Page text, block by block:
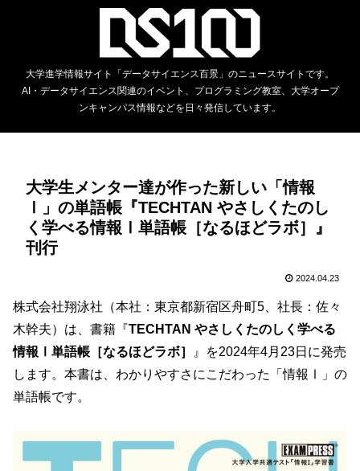
大学進学情報サイト「データサイエンス百景」のニュースサイトです。
AI・データサイエンス関連のイベント、プログラミング教室、大学オープ
ンキャンパス情報などを日々発信しています。
大学生メンター達が作った新しい「情報
Ⅰ」の単語帳『TECHTAN やさしくたのし
く学べる情報Ⅰ単語帳［なるほどラボ］』
刊行
2024.04.23
株式会社翔泳社（本社：東京都新宿区舟町5、社長：佐々
木幹夫）は、書籍『TECHTAN やさしくたのしく学べる
情報Ⅰ単語帳［なるほどラボ］
』を2024年4月23日に発売
します。本書は、わかりやすさにこだわった「情報Ⅰ」の
単語帳です。